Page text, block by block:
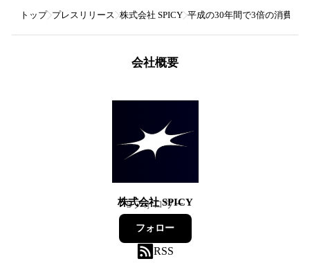
トップ プレスリリース 株式会社 SPICY 平成の30年間で3倍の消費量
会社概要
株式会社 SPICY
5フォロワー
フォロー
RSS